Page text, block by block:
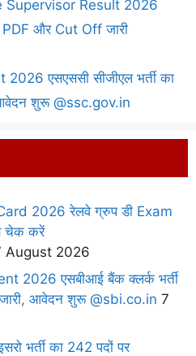
Supervisor Result 2026
PDF और Cut Off जारी
एसएससी सीजीएल भर्ती का
आवेदन शुरू @ssc.gov.in
2026 रेलवे ग्रुप डी Exam
चेक करें
August 2026
2026 एसबीआई बैंक क्लर्क भर्ती
जारी, आवेदन शुरू @sbi.co.in 7
भर्ती का 242 पदों पर